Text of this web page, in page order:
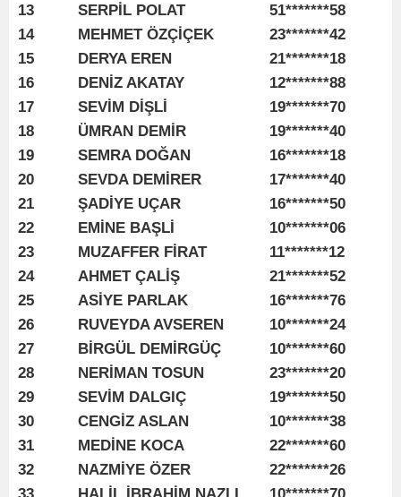
13
SERPİL POLAT
51*******58
14
MEHMET ÖZÇİÇEK
23*******42
15
DERYA EREN
21*******18
16
DENİZ AKATAY
12*******88
17
SEVİM DİŞLİ
19*******70
18
ÜMRAN DEMİR
19*******40
19
SEMRA DOĞAN
16*******18
20
SEVDA DEMİRER
17*******40
21
ŞADİYE UÇAR
16*******50
22
EMİNE BAŞLİ
10*******06
23
MUZAFFER FİRAT
11*******12
24
AHMET ÇALİŞ
21*******52
25
ASİYE PARLAK
16*******76
26
RUVEYDA AVSEREN
10*******24
27
BİRGÜL DEMİRGÜÇ
10*******60
28
NERİMAN TOSUN
23*******20
29
SEVİM DALGIÇ
19*******50
30
CENGİZ ASLAN
10*******38
31
MEDİNE KOCA
22*******60
32
NAZMİYE ÖZER
22*******26
33
HALİL İBRAHİM NAZLI 10*******70